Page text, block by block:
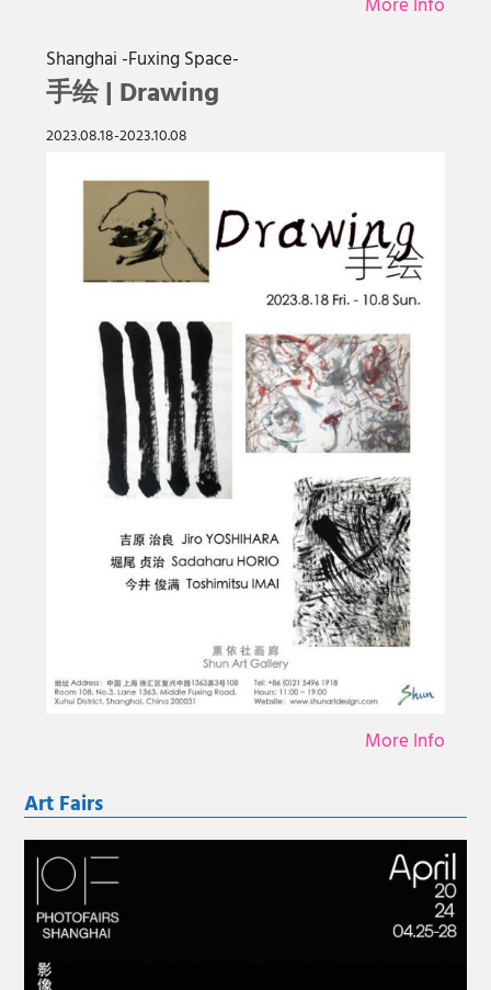
More Info
Shanghai -Fuxing Space-
手绘 | Drawing
2023.08.18-2023.10.08
More Info
Art Fairs